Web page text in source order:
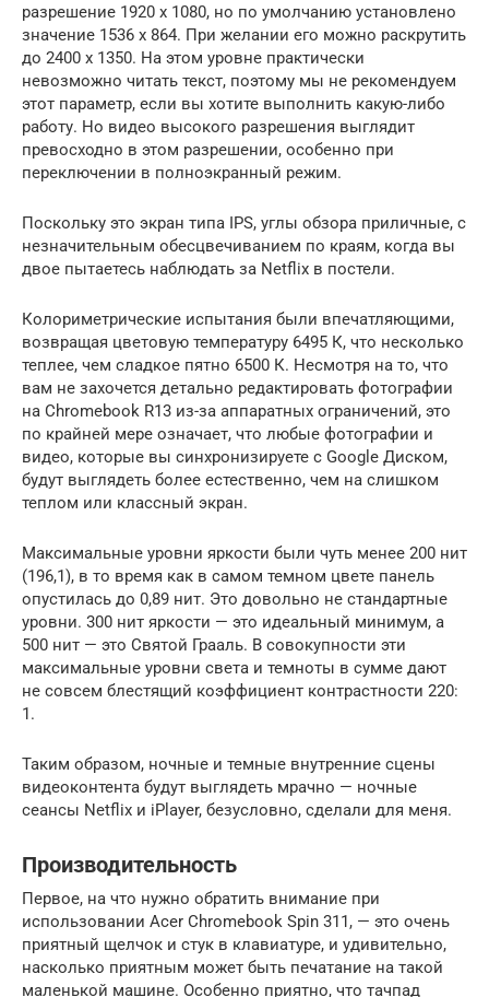
разрешение 1920 x 1080, но по умолчанию установлено
значение 1536 x 864. При желании его можно раскрутить
до 2400 x 1350. На этом уровне практически
невозможно читать текст, поэтому мы не рекомендуем
этот параметр, если вы хотите выполнить какую-либо
работу. Но видео высокого разрешения выглядит
превосходно в этом разрешении, особенно при
переключении в полноэкранный режим.
Поскольку это экран типа IPS, углы обзора приличные, с
незначительным обесцвечиванием по краям, когда вы
двое пытаетесь наблюдать за Netflix в постели.
Колориметрические испытания были впечатляющими,
возвращая цветовую температуру 6495 К, что несколько
теплее, чем сладкое пятно 6500 К. Несмотря на то, что
вам не захочется детально редактировать фотографии
на Chromebook R13 из-за аппаратных ограничений, это
по крайней мере означает, что любые фотографии и
видео, которые вы синхронизируете с Google Диском,
будут выглядеть более естественно, чем на слишком
теплом или классный экран.
Максимальные уровни яркости были чуть менее 200 нит
(196,1), в то время как в самом темном цвете панель
опустилась до 0,89 нит. Это довольно не стандартные
уровни. 300 нит яркости — это идеальный минимум, а
500 нит — это Святой Грааль. В совокупности эти
максимальные уровни света и темноты в сумме дают
не совсем блестящий коэффициент контрастности 220:
1.
Таким образом, ночные и темные внутренние сцены
видеоконтента будут выглядеть мрачно — ночные
сеансы Netflix и iPlayer, безусловно, сделали для меня.
Производительность
Первое, на что нужно обратить внимание при
использовании Acer Chromebook Spin 311, — это очень
приятный щелчок и стук в клавиатуре, и удивительно,
насколько приятным может быть печатание на такой
маленькой машине. Особенно приятно, что тачпад